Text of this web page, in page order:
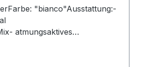
"bianco"Ausstattung:-
atmungsaktives